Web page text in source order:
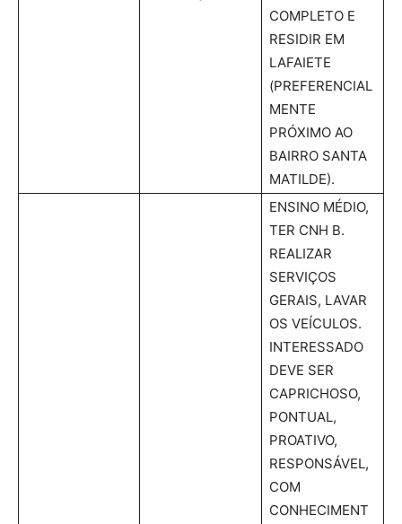
COMPLETO E
RESIDIR EM
LAFAIETE
(PREFERENCIAL
MENTE
PRÓXIMO AO
BAIRRO SANTA
MATILDE).
ENSINO MÉDIO,
TER CNH B.
REALIZAR
SERVIÇOS
GERAIS, LAVAR
OS VEÍCULOS.
INTERESSADO
DEVE SER
CAPRICHOSO,
PONTUAL,
PROATIVO,
RESPONSÁVEL,
COM
CONHECIMENT